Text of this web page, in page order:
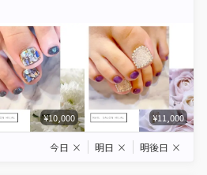
¥10,000 ¥11,000
今日 × 明日 × 明後日 ×